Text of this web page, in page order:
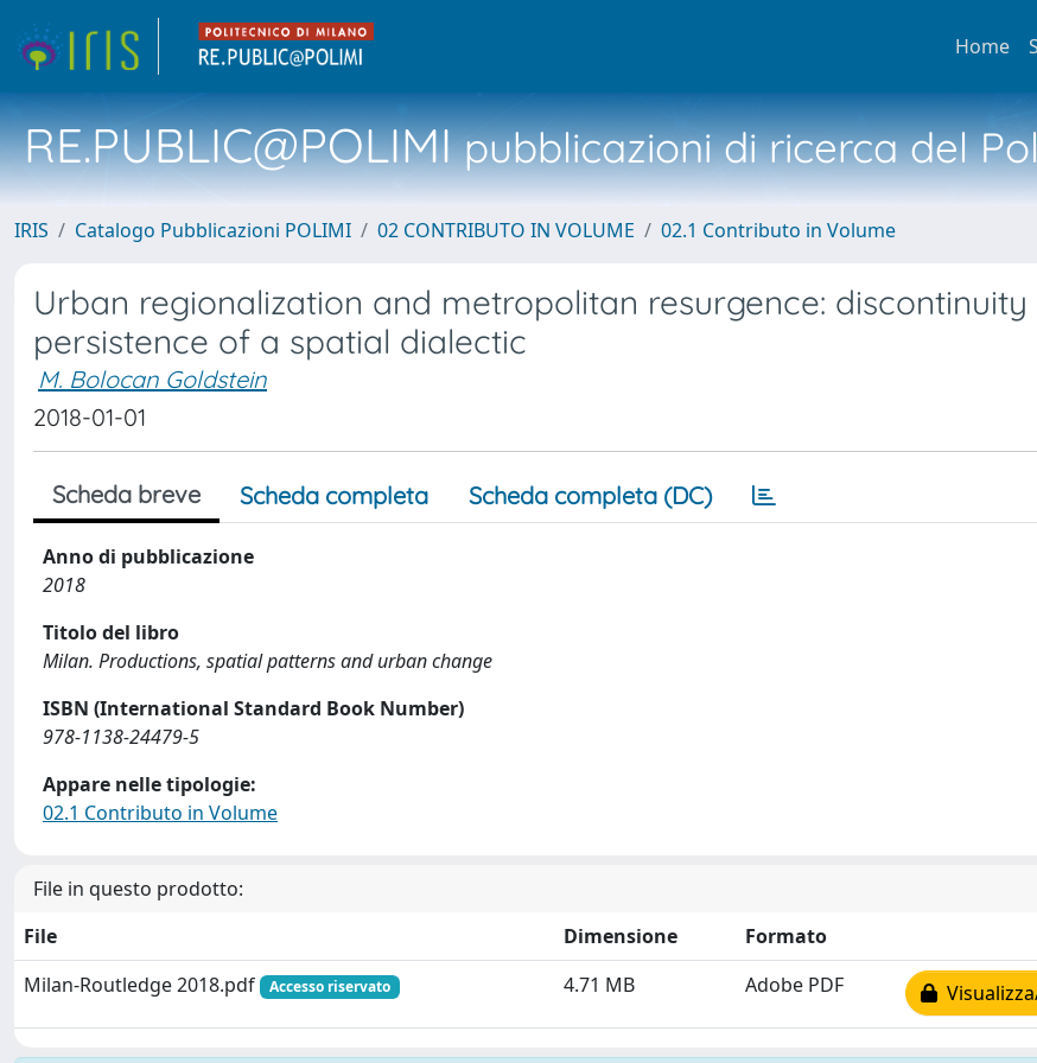
Home
RE.PUBLIC@POLIMIpubblicazioni di ricerca del
IRIS Catalogo Pubblicazioni POLIMI 02 CONTRIBUTO IN VOLUME 02.1 Contributo in Volume
Urban regionalization and metropolitan resurgence: discontinuity
persistence of a spatial dialectic
M. Bolocan Goldstein
2018-01-01
Scheda breve Scheda completa Scheda completa (DC)
Anno di pubblicazione
2018
Titolo del libro
Milan. Productions, spatial patterns and urban change
ISBN (International Standard Book Number)
978-1138-24479-5
Appare nelle tipologie:
02.1 Contributo in Volume
File in questo prodotto:
File
Dimensione
Formato
Milan-Routledge 2018.pdf
Accesso riservato 4.71 MB Adobe PDF